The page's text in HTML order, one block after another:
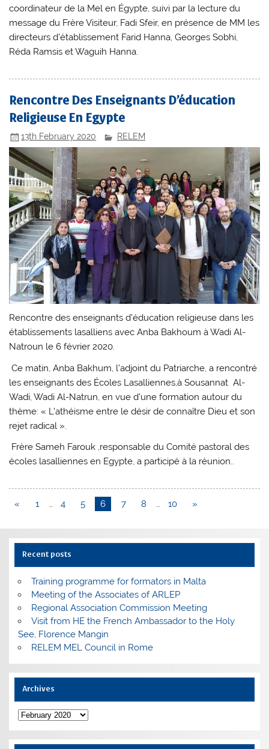
coordinateur de la Mel en Égypte, suivi par la lecture du
message du Frère Visiteur, Fadi Sfeir, en présence de MM les
directeurs d’établissement Farid Hanna, Georges Sobhi,
Réda Ramsis et Waguih Hanna.
Rencontre Des Enseignants D’éducation
Religieuse En Egypte
13th February 2020 RELEM
Rencontre des enseignants d’éducation religieuse dans les
établissements lasalliens avec Anba Bakhoum à Wadi Al-
Natroun le 6 février 2020.
Ce matin, Anba Bakhum, l’adjoint du Patriarche, a rencontré
les enseignants des Écoles Lasalliennes,à Sousannat Al-
Wadi, Wadi Al-Natrun, en vue d’une formation autour du
thème: « L’athéisme entre le désir de connaître Dieu et son
rejet radical ».
Frère Sameh Farouk ,responsable du Comité pastoral des
écoles lasalliennes en Egypte, a participé à la réunion..
« 1 … 4 5 6 7 8 … 10 »
Recent posts
Training programme for formators in Malta
Meeting of the Associates of ARLEP
Regional Association Commission Meeting
Visit from HE the French Ambassador to the Holy
See, Florence Mangin
RELEM MEL Council in Rome
Archives
Archives